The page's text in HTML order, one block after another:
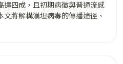
達四成，且初期病徵與普通流感
將解構漢坦病毒的傳播途徑、